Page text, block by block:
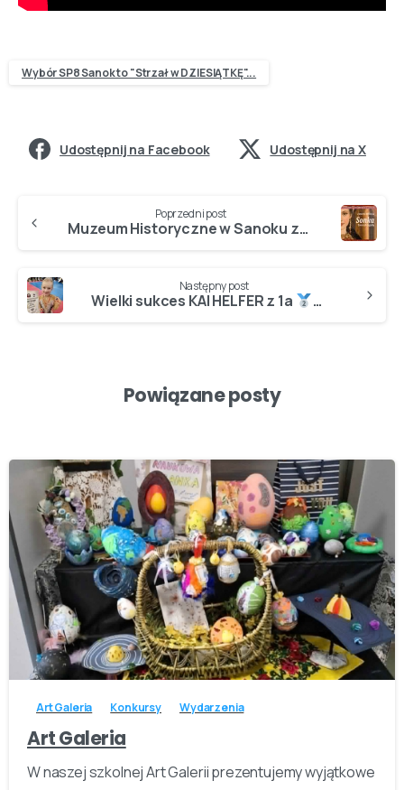
Wybór SP8 Sanok to "Strzał w DZIESIĄTKĘ"...
Udostępnij na Facebook Udostępnij na X
Poprzedni post
Muzeum Historyczne w Sanoku zaprasza na promocję książki o NASZEJ KRÓLOWEJ ZOFII…
Następny post
Wielki sukces KAI HELFER z 1a
Powiązane posty
-
Art Galeria Konkursy Wydarzenia
Art Galeria
W naszej szkolnej Art Galerii prezentujemy wyjątkowe